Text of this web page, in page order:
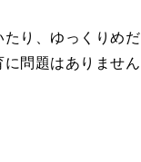
たり、ゆっくりめ
問題はありません